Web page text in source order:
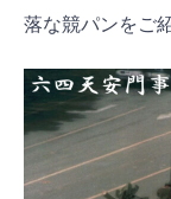
落な競パンをご